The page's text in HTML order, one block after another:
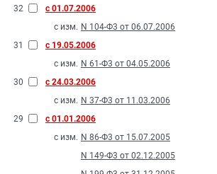
32
с 01.07.2006
с изм. N 104-Ф3 от 06.07.2006
31
с 19.05.2006
с изм. N 61-Ф3 от 04.05.2006
30
с 24.03.2006
с изм. N 37-Ф3 от 11.03.2006
29
с 01.01.2006
с изм. N 86-Ф3 от 15.07.2005
N 149-Ф3 от 02.12.2005